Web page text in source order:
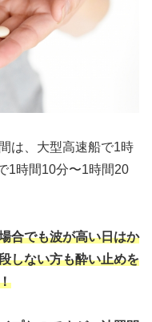
は、大型高速船で1時
1時間10分〜1時間20
合でも波が高い日はか
しない方も酔い止めを